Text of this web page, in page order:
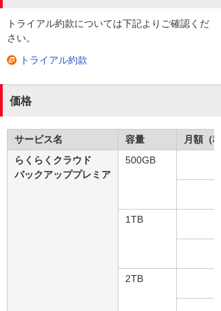
トライアル約款については下記よりご確認くだ
さい。
トライアル約款
価格
サービス名 容量
月額（
らくらくクラウド
バックアッププレミア
500GB
1TB
2TB